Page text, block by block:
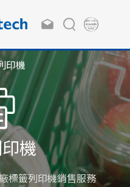
印機
機
標籤列印機銷售服務